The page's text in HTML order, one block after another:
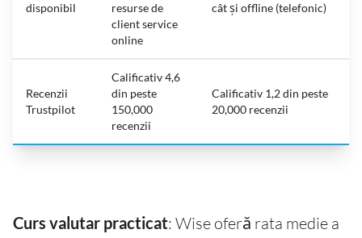
disponibil
resurse de
client service
online
cât și offline (telefonic)
Recenzii
Trustpilot
Calificativ 4,6
din peste
150,000
recenzii
Calificativ 1,2 din peste
20,000 recenzii
Curs valutar practicat: Wise oferă rata medie a